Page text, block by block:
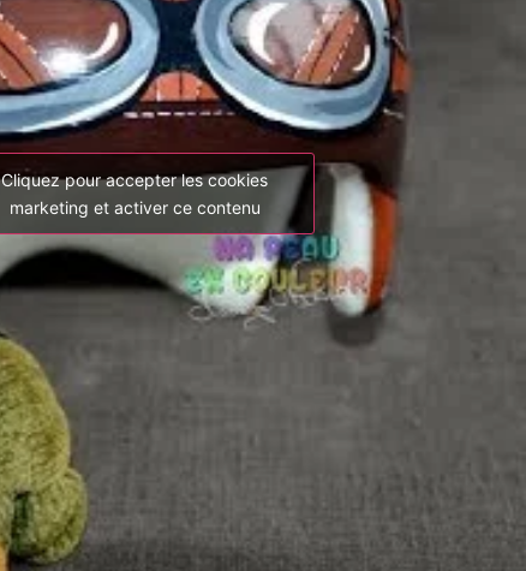
Cliquez pour accepter les cookies
marketing et activer ce contenu